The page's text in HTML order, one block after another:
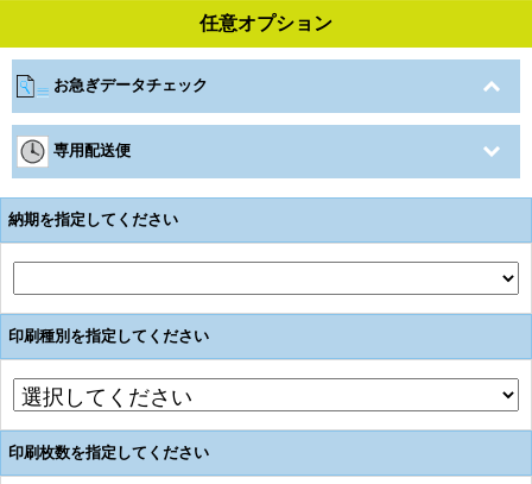
任意オプション
お急ぎデータチェック
専用配送便
納期を指定してください
印刷種別を指定してください
印刷枚数を指定してください